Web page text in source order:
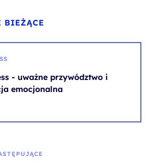
BIEŻĄCE
- uważne przywództwo i
emocjonalna